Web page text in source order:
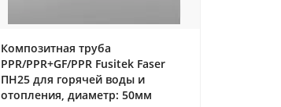
Композитная труба
PPR/PPR+GF/PPR Fusitek Faser
ПН25 для горячей воды и
отопления, диаметр: 50мм